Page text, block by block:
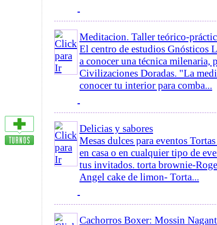
Meditacion. Taller teórico-
El centro de estudios Gnósticos
a conocer una técnica milenaria,
Civilizaciones Doradas. "La
conocer tu interior para comba...
Delicias y sabores
Mesas dulces para eventos
en casa o en cualquier tipo de
tus invitados. torta brownie-
Angel cake de limon- Torta...
Cachorros Boxer: Mossin